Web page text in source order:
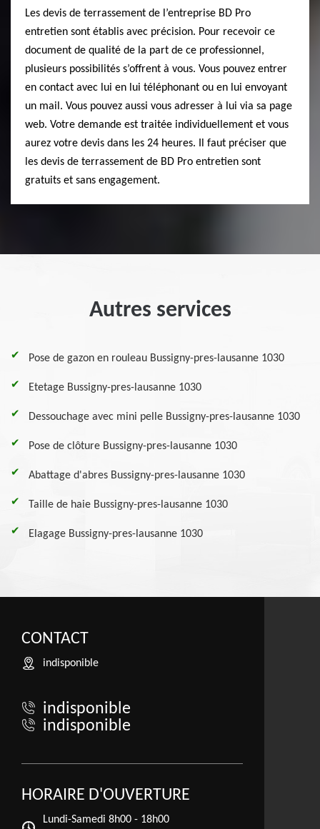
Les devis de terrassement de l’entreprise BD Pro
entretien sont établis avec précision. Pour recevoir ce
document de qualité de la part de ce professionnel,
plusieurs possibilités s’offrent à vous. Vous pouvez entrer
en contact avec lui en lui téléphonant ou en lui envoyant
un mail. Vous pouvez aussi vous adresser à lui via sa page
web. Votre demande est traitée individuellement et vous
aurez votre devis dans les 24 heures. Il faut préciser que
les devis de terrassement de BD Pro entretien sont
gratuits et sans engagement.
Autres services
Pose de gazon en rouleau Bussigny-pres-lausanne 1030
Etetage Bussigny-pres-lausanne 1030
Dessouchage avec mini pelle Bussigny-pres-lausanne 1030
Pose de clôture Bussigny-pres-lausanne 1030
Abattage d'abres Bussigny-pres-lausanne 1030
Taille de haie Bussigny-pres-lausanne 1030
Elagage Bussigny-pres-lausanne 1030
CONTACT
indisponible
indisponible
indisponible
HORAIRE D'OUVERTURE
Lundi-Samedi 8h00 - 18h00